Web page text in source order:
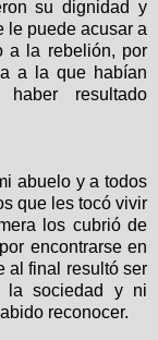
su dignidad y
le puede acusar a
a la rebelión, por
a la que habían
resultado
abuelo y a todos
que les tocó vivir
los cubrió de
encontrarse en
al final resultó ser
sociedad y ni
reconocer.